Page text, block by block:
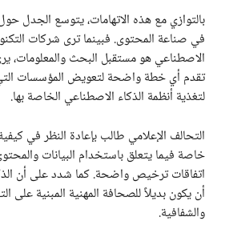
بالتوازي مع هذه الاتهامات، يتوسع الجدل
في صناعة المحتوى. فبينما ترى شركات
الاصطناعي هو مستقبل البحث والمعلومات،
تقدم أي خطة واضحة لتعويض المؤسسات
لتغذية أنظمة الذكاء الاصطناعي الخاصة بها.
التحالف الإعلامي طالب بإعادة النظر في
خاصة فيما يتعلق باستخدام البيانات
اتفاقات ترخيص واضحة. كما شدد على أن
أن يكون بديلاً للصحافة المهنية المبنية على
والشفافية.